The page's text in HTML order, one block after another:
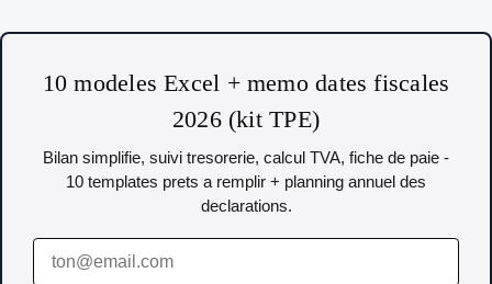
10 modeles Excel + memo dates fiscales
2026 (kit TPE)
Bilan simplifie, suivi tresorerie, calcul TVA, fiche de paie -
10 templates prets a remplir + planning annuel des
declarations.